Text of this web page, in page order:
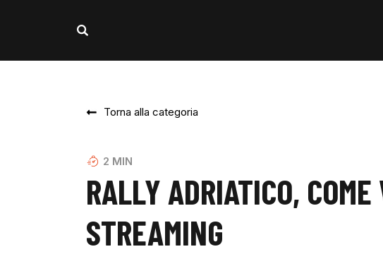
Torna alla categoria
2 MIN
RALLY ADRIATICO,
STREAMING